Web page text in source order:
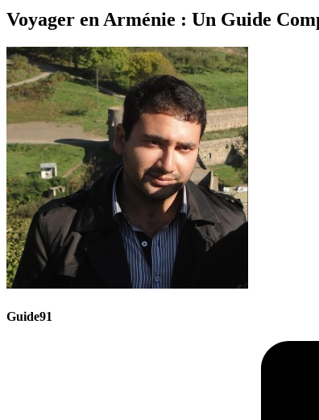
Voyager en Arménie : Un Guide
Guide91